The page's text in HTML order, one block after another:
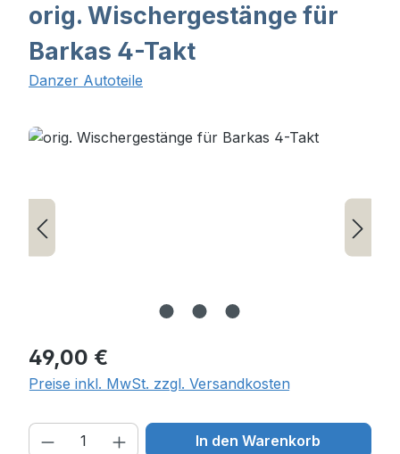
orig. Wischergestänge für
Barkas 4-Takt
Danzer Autoteile
Bildergalerie überspringen
Regulärer Preis:
49,00 €
Preise inkl. MwSt. zzgl. Versandkosten
Produkt Anzahl: Gib den
In den Warenkorb